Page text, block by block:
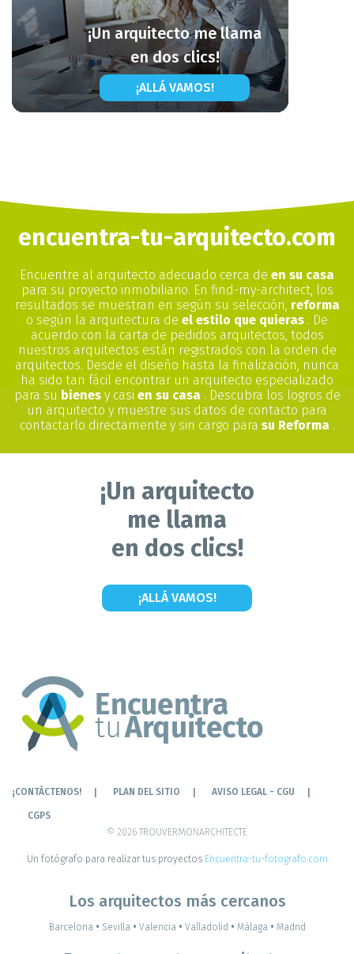
¡Un arquitecto me llama
en dos clics!
¡ALLÁ VAMOS!
encuentra-tu-arquitecto.com
Encuentre al arquitecto adecuado cerca de en su casa
para su proyecto inmobiliario. En find-my-architect, los
resultados se muestran en según su selección, reforma
o según la arquitectura de el estilo que quieras . De
acuerdo con la carta de pedidos arquitectos, todos
nuestros arquitectos están registrados con la orden de
arquitectos. Desde el diseño hasta la finalización, nunca
ha sido tan fácil encontrar un arquitecto especializado
para su bienes y casi en su casa . Descubra los logros de
un arquitecto y muestre sus datos de contacto para
contactarlo directamente y sin cargo para su Reforma .
¡Un arquitecto
me llama
en dos clics!
¡ALLÁ VAMOS!
¡CONTÁCTENOS! PLAN DEL SITIO AVISO LEGAL - CGU
CGPS
© 2026 TROUVERMONARCHITECTE
Un fotógrafo para realizar tus proyectos Encuentra-tu-fotografo.com
Los arquitectos más cercanos
Barcelona • Sevilla • Valencia • Valladolid • Málaga • Madrid